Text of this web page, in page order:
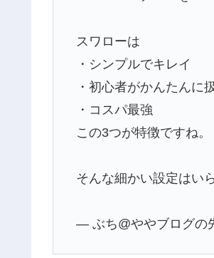
スワローは
・シンプルでキレイ
・初心者がかんたんに
・コスパ最強
この3つが特徴ですね。
そんな細かい設定はい
— ぶち@ややブログの